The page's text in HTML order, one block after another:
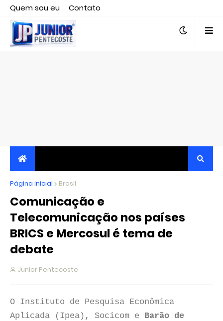
Quem sou eu
Contato
Editor responsável, jornalista Clovis Almeida.
JORNALISMO INDEPENDENTE, TRANSPARENTE E
CRÍTICO
Página inicial Brasil
Comunicação e
Telecomunicação nos países
BRICS e Mercosul é tema de
Junior Pentecoste
O Instituto de Pesquisa Econômica
Aplicada (Ipea), Socicom e Barão de